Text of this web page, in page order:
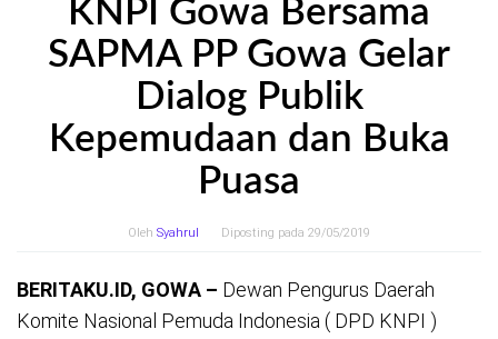
KNPI Gowa Bersama
SAPMA PP Gowa Gelar
Dialog Publik
Kepemudaan dan Buka
Puasa
Oleh Syahrul Diposting pada 29/05/2019
BERITAKU.ID, GOWA – Dewan Pengurus Daerah
Komite Nasional Pemuda Indonesia ( DPD KNPI )